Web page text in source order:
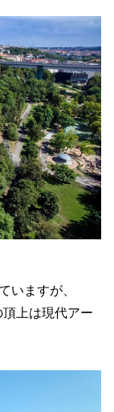
いますが、
上は現代アー